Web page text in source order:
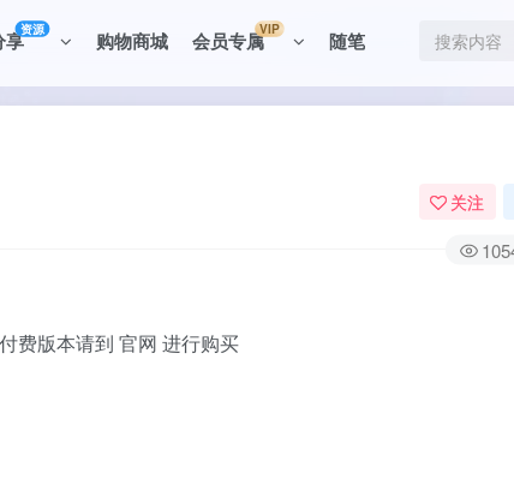
享资源 购物商城 会员专属VIP 随笔
关注
费版本请到 官网 进行购买